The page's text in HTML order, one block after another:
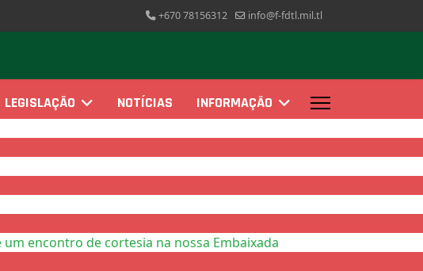
+670 78156312 info@f-fdtl.mil.tl
LEGISLAÇÃO NOTÍCIAS INFORMAÇÃO
encontro de cortesia na nossa Embaixada